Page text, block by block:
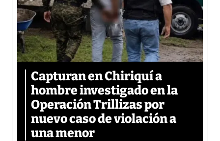
Capturan en Chiriquí a
hombre investigado en la
Operación Trillizas por
nuevo caso de violación a
una menor